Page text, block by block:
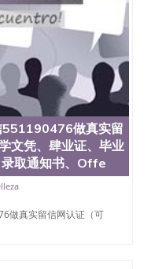
等教育机构，并获
。其计算机系与会
中表现优异。其毕
硅谷中心得到工作
三和大四的学期提
是加州大学系统
圣何塞州立大学
置。 圣何塞州立大
近的旧金山-圣何塞
学生三万人，超过
并有来自世界60余
如计算机科学，电
，和航空学等，深
研究所的商学课程
前来研究与学习。
信息； 2、客户付
551190476做真实留
文凭、肆业证、毕业
取通知书、Offe
做真实留信网认证（可